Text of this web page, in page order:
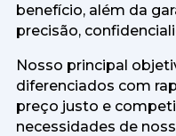
benefício, além da
precisão,
Nosso principal
diferenciados com
preço justo e
necessidades de